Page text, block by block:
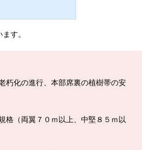
す。
朽化の進行、本部席裏の植樹帯の安
格（両翼７０ｍ以上、中堅８５ｍ以